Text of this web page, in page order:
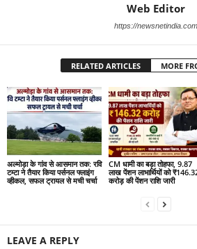
Web Editor
https://newsnetindia.com
RELATED ARTICLES MORE
अल्मोड़ा के गांव से आसमान तक: रवि
टम्टा ने तैयार किया पर्सनल फ्लाइंग
व्हीकल, सफल ट्रायल से मची चर्चा
CM धामी का बड़ा तोहफा, 9.87
लाख पेंशन लाभार्थियों को
करोड़ की पेंशन राशि जारी
LEAVE A REPLY